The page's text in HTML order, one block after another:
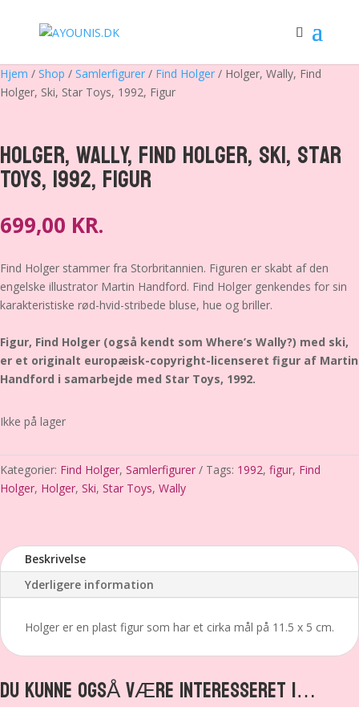
Hjem / Shop / Samlerfigurer / Find Holger / Holger, Wally, Find
Holger, Ski, Star Toys, 1992, Figur
Holger, Wally, Find Holger, Ski, Star
Toys, 1992, Figur
699,00 KR.
Find Holger stammer fra Storbritannien. Figuren er skabt af den
engelske illustrator Martin Handford. Find Holger genkendes for sin
karakteristiske rød-hvid-stribede bluse, hue og briller.
Figur, Find Holger (også kendt som Where’s Wally?) med ski,
er et originalt europæisk-copyright-licenseret figur af Martin
Handford i samarbejde med Star Toys, 1992.
Ikke på lager
Kategorier: Find Holger, Samlerfigurer Tags: 1992, figur, Find
Holger, Holger, Ski, Star Toys, Wally
Beskrivelse
Yderligere information
Holger er en plast figur som har et cirka mål på 11.5 x 5 cm.
DU KUNNE OGSÅ VÆRE INTERESSERET I…